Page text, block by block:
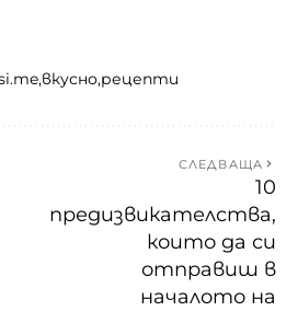
вкусно рецепти
СЛЕДВАЩА
10
предизвикателства,
които да си
отправиш в
началото на